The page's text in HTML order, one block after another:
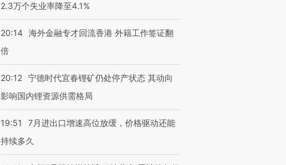
2.3万个失业率降至4.1%
20:14 海外金融专才回流香港 外籍工作签证翻
倍
20:12 宁德时代宜春锂矿仍处停产状态 其动向
影响国内锂资源供需格局
19:51
7月进出口增速高位放缓，价格驱动还能
持续多久